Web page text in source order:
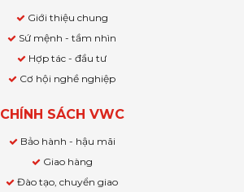
Giới thiệu chung
Sứ mệnh - tầm nhìn
Hợp tác - đầu tư
Cơ hội nghề nghiệp
CHÍNH SÁCH VWC
Bảo hành - hậu mãi
Giao hàng
Đào tạo, chuyển giao